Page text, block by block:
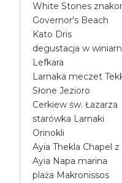
White Stones
Governor's Beach
Kato Dris
degustacja w
Lefkara
Larnaka meczet
Słone Jezioro
Cerkiew św. Łazarza
starówka Larnaki
Orinokli
Ayia Thekla Chapel
Ayia Napa marina
plaża Makronissos